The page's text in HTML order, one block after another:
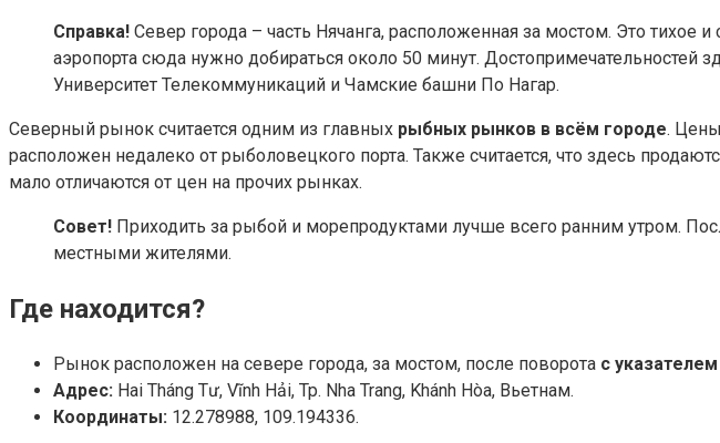
Справка! Север города – часть Нячанга, расположенная за мостом. Это тихое
аэропорта сюда нужно добираться около 50 минут.
Университет Телекоммуникаций и Чамские башни По Нагар.
Северный рынок считается одним из главных рыбных рынков в всём городе.
расположен недалеко от рыболовецкого порта. Также считается, что здесь
мало отличаются от цен на прочих рынках.
Совет! Приходить за рыбой и морепродуктами лучше всего ранним утром.
местными жителями.
Где находится?
Рынок расположен на севере города, за мостом, после поворота с
Адрес: Hai Tháng Tư, Vĩnh Hải, Tp. Nha Trang, Khánh Hòa, Вьетнам.
Координаты: 12.278988, 109.194336.